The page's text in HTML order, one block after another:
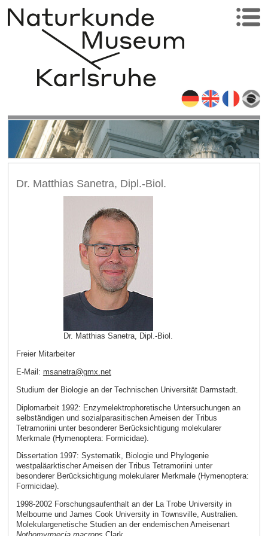
Dr. Matthias Sanetra, Dipl.-Biol.
Dr. Matthias Sanetra, Dipl.-Biol.
Freier Mitarbeiter
E-Mail: msanetra@gmx.net
Studium der Biologie an der Technischen Universität Darmstadt.
Diplomarbeit 1992: Enzymelektrophoretische Untersuchungen an
selbständigen und sozialparasitischen Ameisen der Tribus
Tetramoriini unter besonderer Berücksichtigung molekularer
Merkmale (Hymenoptera: Formicidae).
Dissertation 1997: Systematik, Biologie und Phylogenie
westpaläarktischer Ameisen der Tribus Tetramoriini unter
besonderer Berücksichtigung molekularer Merkmale (Hymenoptera:
Formicidae).
1998-2002 Forschungsaufenthalt an der La Trobe University in
Melbourne und James Cook University in Townsville, Australien.
Molekulargenetische Studien an der endemischen Ameisenart